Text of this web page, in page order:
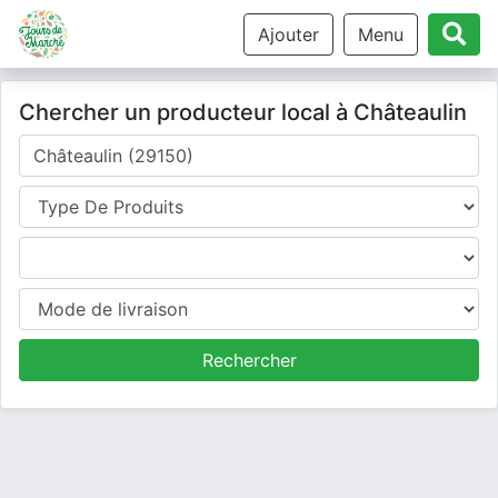
Ajouter Menu
Chercher un producteur local à Châteaulin
Où cherchez-vous un producteur ?
Type de produits
Produits
Mode de livraison
Rechercher